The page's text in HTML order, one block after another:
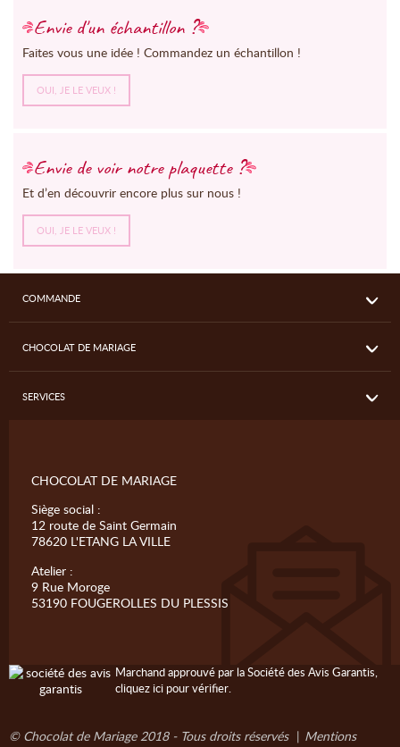
Envie d'un échantillon ?
Faites vous une idée ! Commandez un échantillon !
OUI, JE LE VEUX !
Envie de voir notre plaquette ?
Et d’en découvrir encore plus sur nous !
OUI, JE LE VEUX !
COMMANDE
CHOCOLAT DE MARIAGE
SERVICES
CHOCOLAT DE MARIAGE
Siège social :
12 route de Saint Germain
78620 L'ETANG LA VILLE
Atelier :
9 Rue Moroge
53190 FOUGEROLLES DU PLESSIS
Marchand approuvé par la Société des Avis Garantis,
cliquez ici pour vérifier.
© Chocolat de Mariage 2018 - Tous droits réservés | Mentions